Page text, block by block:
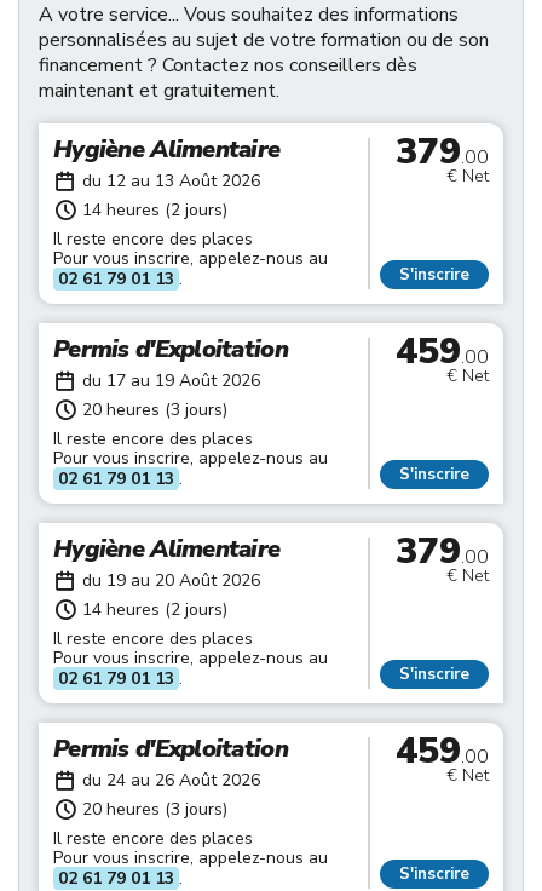
A votre service... Vous souhaitez des informations
personnalisées au sujet de votre formation ou de son
financement ? Contactez nos conseillers dès
maintenant et gratuitement.
Hygiène Alimentaire
du 12 au 13 Août 2026
14 heures (2 jours)
Il reste encore des places
Pour vous inscrire, appelez-nous au
02 61 79 01 13 .
379.00
€ Net
S'inscrire
Permis d'Exploitation
du 17 au 19 Août 2026
20 heures (3 jours)
Il reste encore des places
Pour vous inscrire, appelez-nous au
02 61 79 01 13 .
459.00
€ Net
S'inscrire
Hygiène Alimentaire
du 19 au 20 Août 2026
14 heures (2 jours)
Il reste encore des places
Pour vous inscrire, appelez-nous au
02 61 79 01 13 .
379.00
€ Net
S'inscrire
Permis d'Exploitation
du 24 au 26 Août 2026
20 heures (3 jours)
Il reste encore des places
Pour vous inscrire, appelez-nous au
02 61 79 01 13 .
459.00
€ Net
S'inscrire